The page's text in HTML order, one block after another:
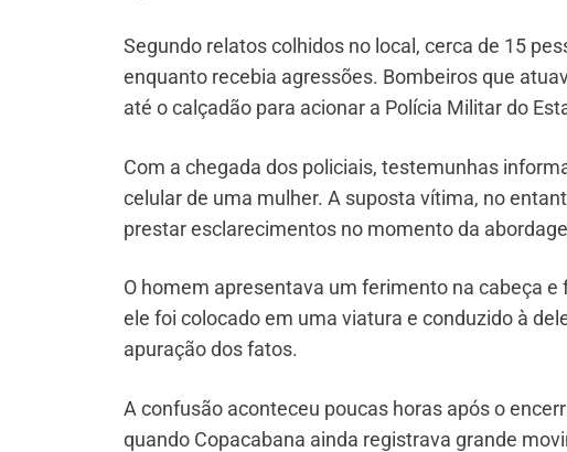
Segundo relatos colhidos no local, cerca de 15
enquanto recebia agressões. Bombeiros que
até o calçadão para acionar a Polícia Militar do
Com a chegada dos policiais, testemunhas
celular de uma mulher. A suposta vítima, no
prestar esclarecimentos no momento da
O homem apresentava um ferimento na cabeça
ele foi colocado em uma viatura e conduzido à
apuração dos fatos.
A confusão aconteceu poucas horas após o
quando Copacabana ainda registrava grande